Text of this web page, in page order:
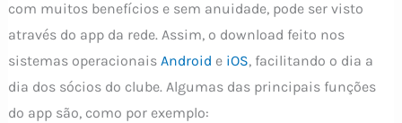
com muitos benefícios e sem anuidade, pode ser visto
através do app da rede. Assim, o download feito nos
sistemas operacionais Android e iOS, facilitando o dia a
dia dos sócios do clube. Algumas das principais funções
do app são, como por exemplo: